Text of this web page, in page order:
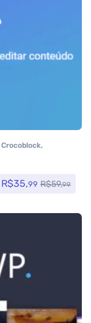
Crocoblock,
R$35,99 R$59,99